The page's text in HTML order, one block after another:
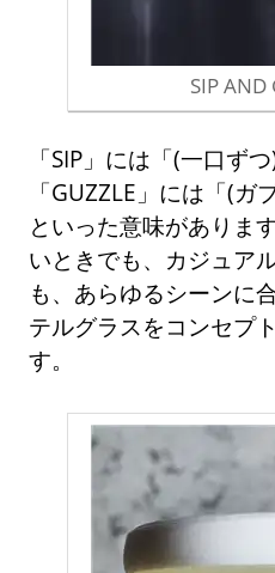
SIP AND
「SIP」には「(一口ず
「GUZZLE」には「(ガ
といった意味がありま
いときでも、カジュア
も、あらゆるシーンに
テルグラスをコンセプ
す。